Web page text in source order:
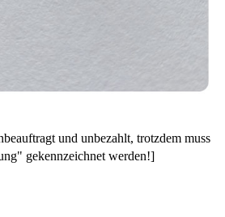
und unbezahlt, trotzdem muss
gekennzeichnet werden!]